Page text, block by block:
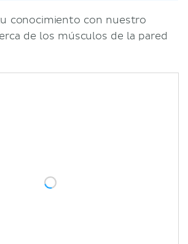
conocimiento con nuestro
de los músculos de la pared